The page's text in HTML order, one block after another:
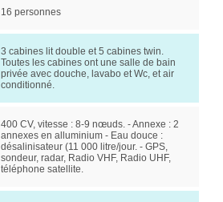
16 personnes
3 cabines lit double et 5 cabines twin.
Toutes les cabines ont une salle de bain
privée avec douche, lavabo et Wc, et air
conditionné.
400 CV, vitesse : 8-9 nœuds. - Annexe : 2
annexes en alluminium - Eau douce :
désalinisateur (11 000 litre/jour. - GPS,
sondeur, radar, Radio VHF, Radio UHF,
téléphone satellite.